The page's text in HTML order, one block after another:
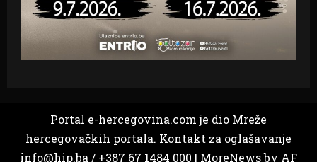
Portal e-hercegovina.com je dio Mreže
hercegovačkih portala. Kontakt za oglašavanje
info@hip.ba / +387 67 1484 000 | MoreNewsby AF